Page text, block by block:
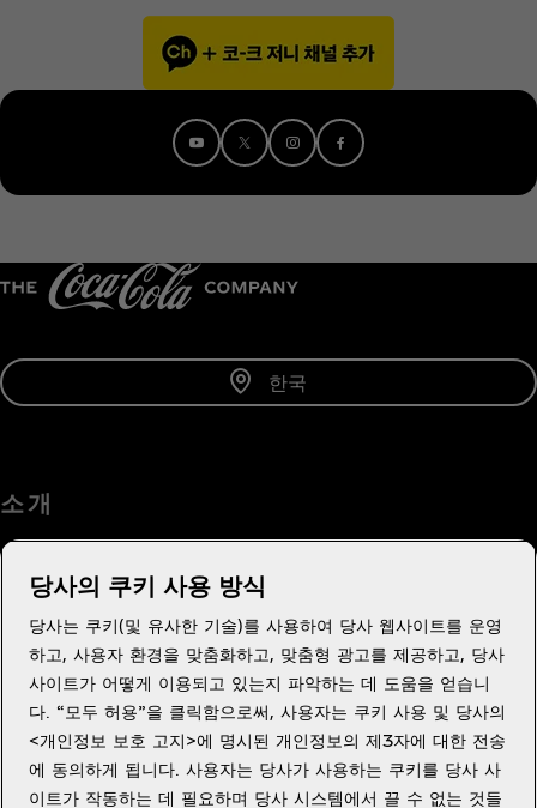
한국
소 개
도움이 필요하세요?
법적고지
당사의 쿠키 사용 방식
당사는 쿠키(및 유사한 기술)를 사용하여 당사 웹사이트를 운영
하고, 사용자 환경을 맞춤화하고, 맞춤형 광고를 제공하고, 당사
사이트가 어떻게 이용되고 있는지 파악하는 데 도움을 얻습니
다. “모두 허용”을 클릭함으로써, 사용자는 쿠키 사용 및 당사의
<개인정보 보호 고지>에 명시된 개인정보의 제3자에 대한 전송
에 동의하게 됩니다. 사용자는 당사가 사용하는 쿠키를 당사 사
이트가 작동하는 데 필요하며 당사 시스템에서 끌 수 없는 것들